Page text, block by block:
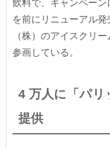
飲料で、キャンペー
を前にリニューアル
（株）のアイスクリ
参画している。
4 万人に「パリ
提供